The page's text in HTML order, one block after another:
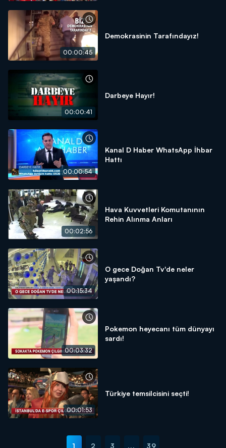
00:00:45
Demokrasinin Tarafındayız!
00:00:41
Darbeye Hayır!
00:00:54
Kanal D Haber WhatsApp İhbar
Hattı
00:02:56
Hava Kuvvetleri Komutanının
Rehin Alınma Anları
00:15:34
O gece Doğan Tv'de neler
yaşandı?
00:03:32
Pokemon heyecanı tüm dünyayı
sardı!
00:01:53
Türkiye temsilcisini seçti!
1 2 3 ... 39